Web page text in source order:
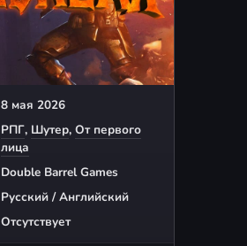
8 мая 2026
РПГ, Шутер, От первого
лица
Double Barrel Games
Русский / Английский
Отсутствует